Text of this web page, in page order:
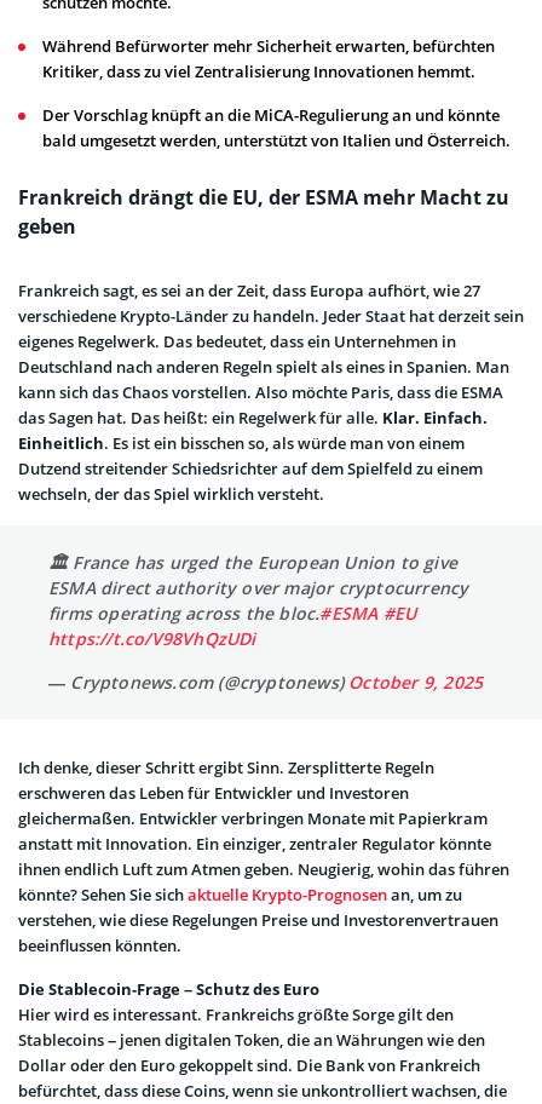
Während Befürworter mehr Sicherheit erwarten, befürchten
Kritiker, dass zu viel Zentralisierung Innovationen hemmt.
Der Vorschlag knüpft an die MiCA-Regulierung an und könnte
bald umgesetzt werden, unterstützt von Italien und Österreich.
Frankreich drängt die EU, der ESMA mehr Macht zu
geben
Frankreich sagt, es sei an der Zeit, dass Europa aufhört, wie 27
verschiedene Krypto-Länder zu handeln. Jeder Staat hat derzeit sein
eigenes Regelwerk. Das bedeutet, dass ein Unternehmen in
Deutschland nach anderen Regeln spielt als eines in Spanien. Man
kann sich das Chaos vorstellen. Also möchte Paris, dass die ESMA
das Sagen hat. Das heißt: ein Regelwerk für alle. Klar. Einfach.
Einheitlich. Es ist ein bisschen so, als würde man von einem
Dutzend streitender Schiedsrichter auf dem Spielfeld zu einem
wechseln, der das Spiel wirklich versteht.
🏛️ France has urged the European Union to give
ESMA direct authority over major cryptocurrency
firms operating across the bloc.#ESMA #EU
https://t.co/V98VhQzUDi
— Cryptonews.com (@cryptonews)October 9, 2025
Ich denke, dieser Schritt ergibt Sinn. Zersplitterte Regeln
erschweren das Leben für Entwickler und Investoren
gleichermaßen. Entwickler verbringen Monate mit Papierkram
anstatt mit Innovation. Ein einziger, zentraler Regulator könnte
ihnen endlich Luft zum Atmen geben. Neugierig, wohin das führen
könnte? Sehen Sie sichaktuelle Krypto-Prognosenan, um zu
verstehen, wie diese Regelungen Preise und Investorenvertrauen
beeinflussen könnten.
Die Stablecoin-Frage – Schutz des Euro
Hier wird es interessant. Frankreichs größte Sorge gilt den
Stablecoins – jenen digitalen Token, die an Währungen wie den
Dollar oder den Euro gekoppelt sind. Die Bank von Frankreich
befürchtet, dass diese Coins, wenn sie unkontrolliert wachsen, die